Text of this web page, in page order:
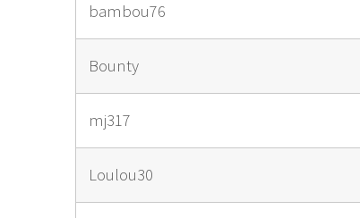
bambou76
Bounty
mj317
Loulou30